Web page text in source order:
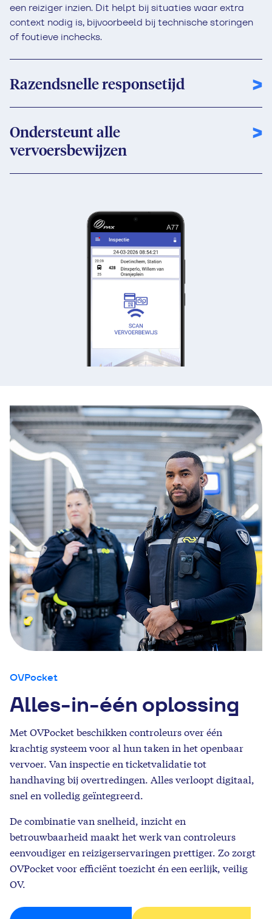
een reiziger inzien. Dit helpt bij situaties waar extra
context nodig is, bijvoorbeeld bij technische storingen
of foutieve inchecks.
Razendsnelle responsetijd
Ondersteunt alle
vervoersbewijzen
OVPocket
Alles-in-één oplossing
Met OVPocket beschikken controleurs over één
krachtig systeem voor al hun taken in het openbaar
vervoer. Van inspectie en ticketvalidatie tot
handhaving bij overtredingen. Alles verloopt digitaal,
snel en volledig geïntegreerd.
De combinatie van snelheid, inzicht en
betrouwbaarheid maakt het werk van controleurs
eenvoudiger en reizigerservaringen prettiger. Zo zorgt
OVPocket voor efficiënt toezicht én een eerlijk, veilig
OV.